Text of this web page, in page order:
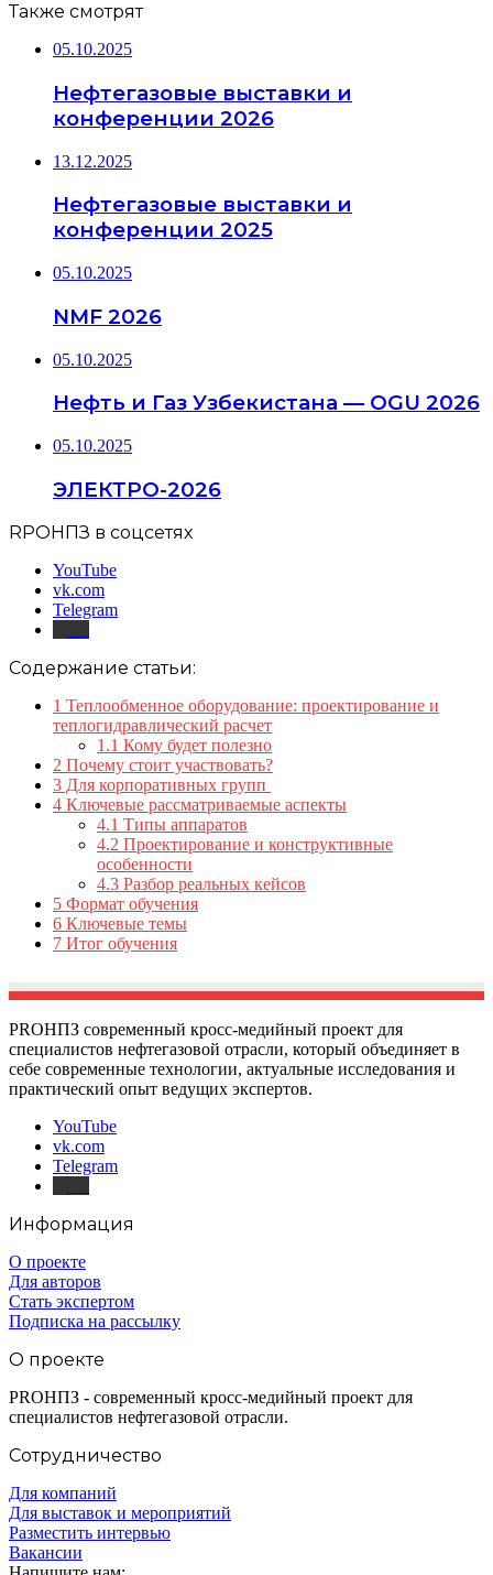
Также смотрят
05.10.2025
Нефтегазовые выставки и
конференции 2026
13.12.2025
Нефтегазовые выставки и
конференции 2025
05.10.2025
NMF 2026
05.10.2025
Нефть и Газ Узбекистана — OGU 2026
05.10.2025
ЭЛЕКТРО-2026
RPOНПЗ в соцсетях
YouTube
vk.com
Telegram
Содержание статьи:
1 Теплообменное оборудование: проектирование и
теплогидравлический расчет
1.1 Кому будет полезно
2 Почему стоит участвовать?
3 Для корпоративных групп
4 Ключевые рассматриваемые аспекты
4.1 Типы аппаратов
4.2 Проектирование и конструктивные
особенности
4.3 Разбор реальных кейсов
5 Формат обучения
6 Ключевые темы
7 Итог обучения
PROНПЗ современный кросс-медийный проект для
специалистов нефтегазовой отрасли, который объединяет в
себе современные технологии, актуальные исследования и
практический опыт ведущих экспертов.
YouTube
vk.com
Telegram
Информация
О проекте
Для авторов
Стать экспертом
Подписка на рассылку
О проекте
PROНПЗ - современный кросс-медийный проект для
специалистов нефтегазовой отрасли.
Сотрудничество
Для компаний
Для выставок и мероприятий
Разместить интервью
Вакансии